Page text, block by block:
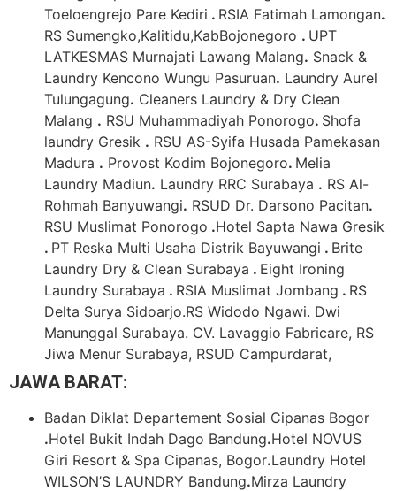
Toeloengrejo Pare Kediri . RSIA Fatimah Lamongan.
RS Sumengko,Kalitidu,KabBojonegoro . UPT
LATKESMAS Murnajati Lawang Malang. Snack &
Laundry Kencono Wungu Pasuruan. Laundry Aurel
Tulungagung. Cleaners Laundry & Dry Clean
Malang . RSU Muhammadiyah Ponorogo. Shofa
laundry Gresik . RSU AS-Syifa Husada Pamekasan
Madura . Provost Kodim Bojonegoro. Melia
Laundry Madiun. Laundry RRC Surabaya . RS Al-
Rohmah Banyuwangi. RSUD Dr. Darsono Pacitan.
RSU Muslimat Ponorogo .Hotel Sapta Nawa Gresik
. PT Reska Multi Usaha Distrik Bayuwangi . Brite
Laundry Dry & Clean Surabaya . Eight Ironing
Laundry Surabaya . RSIA Muslimat Jombang . RS
Delta Surya Sidoarjo.RS Widodo Ngawi. Dwi
Manunggal Surabaya. CV. Lavaggio Fabricare, RS
Jiwa Menur Surabaya, RSUD Campurdarat,
JAWA BARAT:
Badan Diklat Departement Sosial Cipanas Bogor
.Hotel Bukit Indah Dago Bandung.Hotel NOVUS
Giri Resort & Spa Cipanas, Bogor.Laundry Hotel
WILSON’S LAUNDRY Bandung.Mirza Laundry